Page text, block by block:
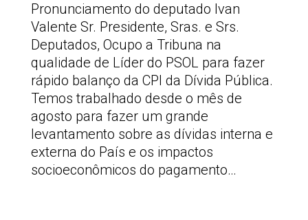
Pronunciamento do deputado Ivan
Valente Sr. Presidente, Sras. e Srs.
Deputados, Ocupo a Tribuna na
qualidade de Líder do PSOL para fazer
rápido balanço da CPI da Dívida Pública.
Temos trabalhado desde o mês de
agosto para fazer um grande
levantamento sobre as dívidas interna e
externa do País e os impactos
socioeconômicos do pagamento…